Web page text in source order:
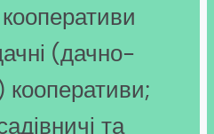
кооперативи
(дачно-
кооперативи;
та